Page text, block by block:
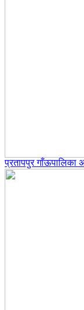
प्रतापपुर गाँऊपालिका